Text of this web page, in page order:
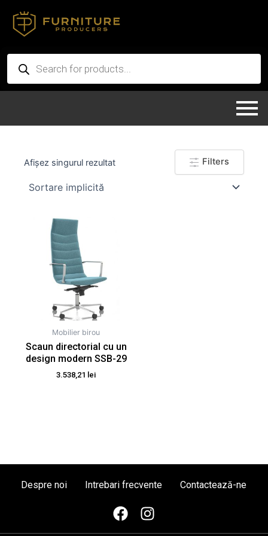
content
Products
search
Filters
Afișez singurul rezultat
Mobilier birou
Scaun directorial cu un
design modern SSB-29
3.538,21 lei
Despre noi Intrebari frecvente Contactează-ne
F
I